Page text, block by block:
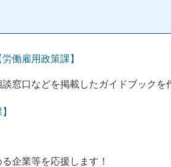
働雇用政策課】
口などを掲載したガイドブックを
企業等を応援します！